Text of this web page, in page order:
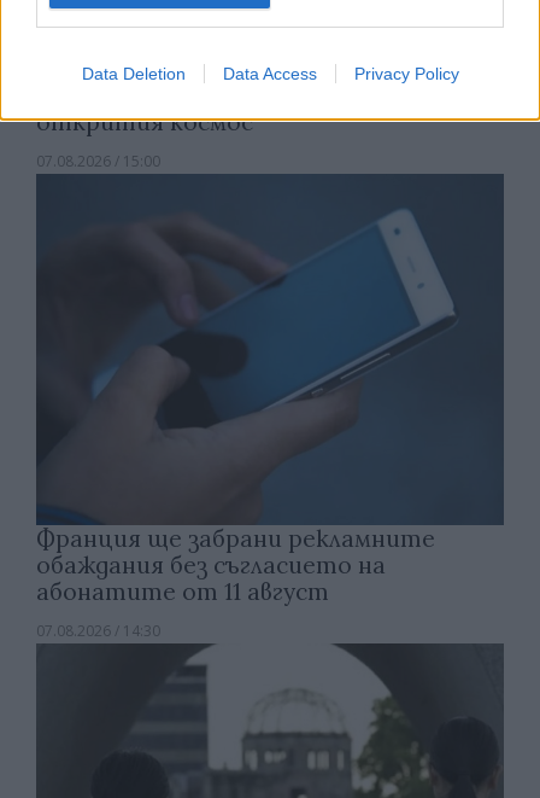
Data Deletion Data Access Privacy Policy
открития космос
07.08.2026 / 15:00
Франция ще забрани рекламните
обаждания без съгласието на
абонатите от 11 август
07.08.2026 / 14:30